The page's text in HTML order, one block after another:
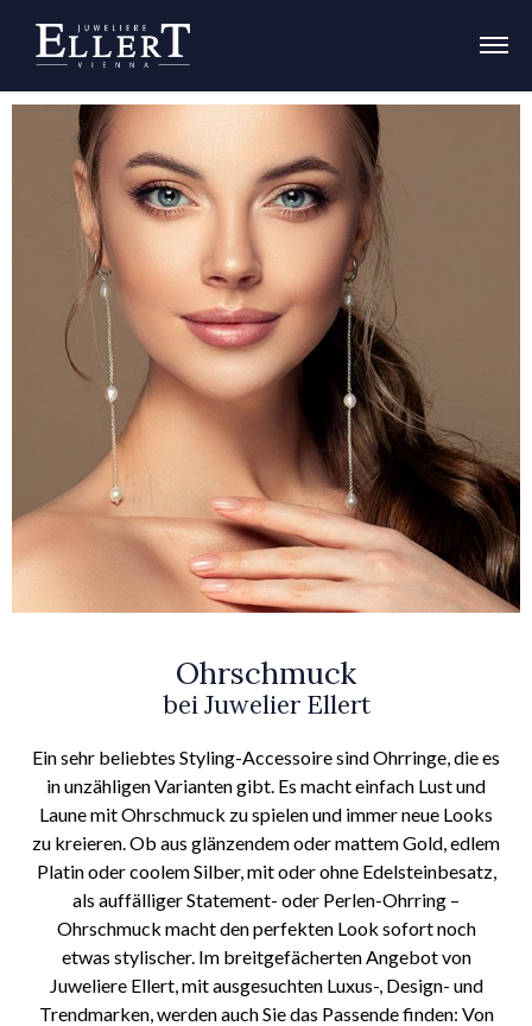
Ohrschmuck
bei Juwelier Ellert
Ein sehr beliebtes Styling-Accessoire sind Ohrringe, die es
in unzähligen Varianten gibt. Es macht einfach Lust und
Laune mit Ohrschmuck zu spielen und immer neue Looks
zu kreieren. Ob aus glänzendem oder mattem Gold, edlem
Platin oder coolem Silber, mit oder ohne Edelsteinbesatz,
als auffälliger Statement- oder Perlen-Ohrring –
Ohrschmuck macht den perfekten Look sofort noch
etwas stylischer. Im breitgefächerten Angebot von
Juweliere Ellert, mit ausgesuchten Luxus-, Design- und
Trendmarken, werden auch Sie das Passende finden: Von